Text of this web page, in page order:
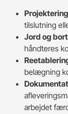
tilslutning
Jord og
håndteres
belægning
arbejdet